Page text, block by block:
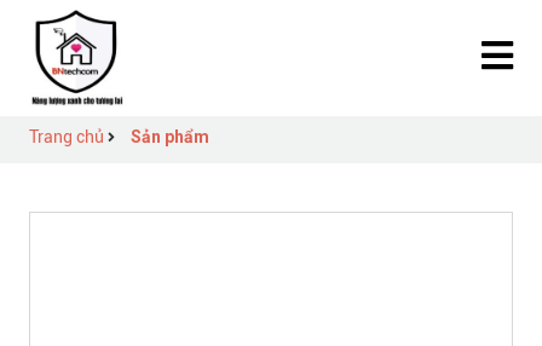
Trang chủ Sản phẩm